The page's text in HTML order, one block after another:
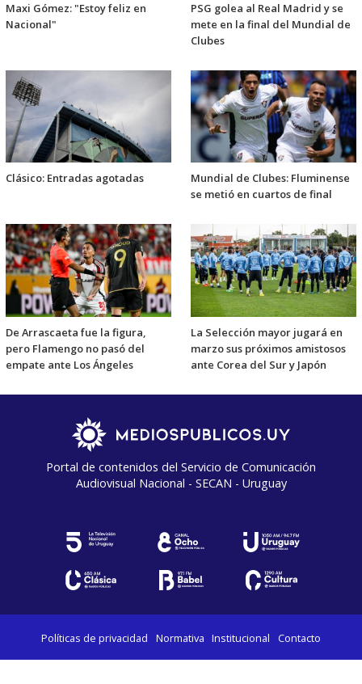
Maxi Gómez: "Estoy feliz en
Nacional"
PSG golea al Real Madrid y se
mete en la final del Mundial de
Clubes
Clásico: Entradas agotadas
Mundial de Clubes: Fluminense
se metió en cuartos de final
De Arrascaeta fue la figura,
pero Flamengo no pasó del
empate ante Los Ángeles
La Selección mayor jugará en
marzo sus próximos amistosos
ante Corea del Sur y Japón
Portal de contenidos del Servicio de Comunicación
Audiovisual Nacional - SECAN - Uruguay
Políticas de privacidad Normativa Institucional Contacto